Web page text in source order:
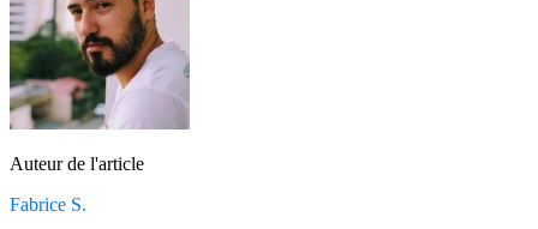
Auteur de l'article
Fabrice S.